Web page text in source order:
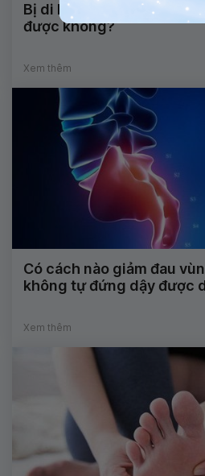
Bị di lệch xương sau bó
được không?
Xem thêm
Có cách nào giảm đau
không tự đứng dậy được
Xem thêm